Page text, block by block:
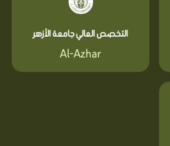
التخصص العالي جامعة الأزهر
Al-Azhar